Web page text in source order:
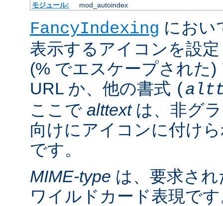
モジュール:
mod_autoindex
FancyIndexing におい
表示するアイコンを設
(% でエスケープされた
URL か、他の書式 (
ここで alttextは、非グ
向けにアイコンに付け
です。
MIME-type は、要求さ
ワイルドカード表現で